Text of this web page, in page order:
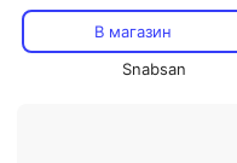
В магазин
Snabsan